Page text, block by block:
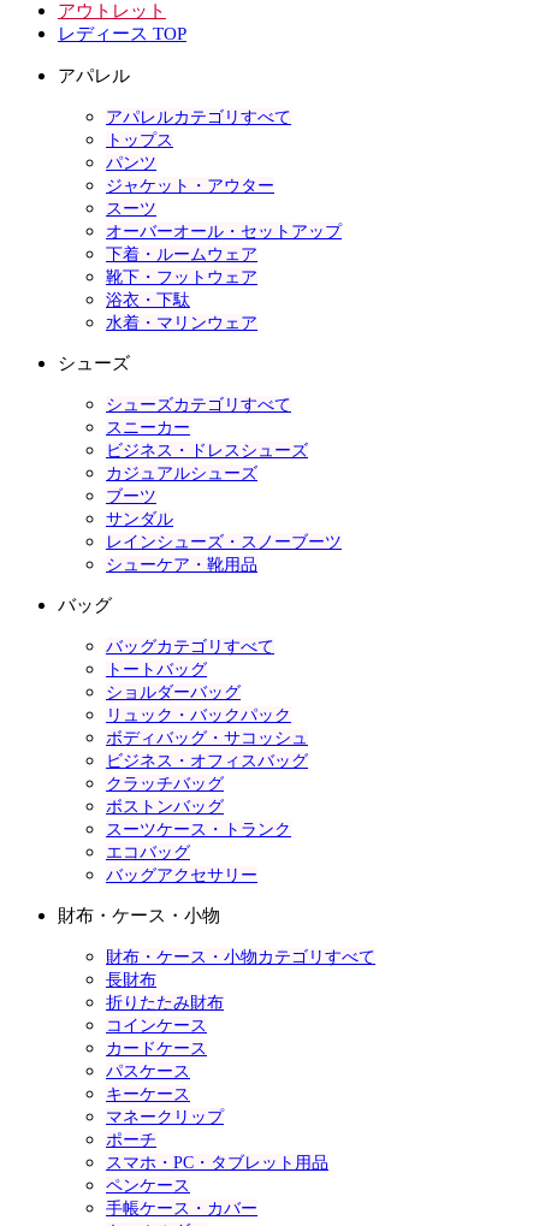
アウトレット
レディース TOP
アパレル
アパレルカテゴリすべて
トップス
パンツ
ジャケット・アウター
スーツ
オーバーオール・セットアップ
下着・ルームウェア
靴下・フットウェア
浴衣・下駄
水着・マリンウェア
シューズ
シューズカテゴリすべて
スニーカー
ビジネス・ドレスシューズ
カジュアルシューズ
ブーツ
サンダル
レインシューズ・スノーブーツ
シューケア・靴用品
バッグ
バッグカテゴリすべて
トートバッグ
ショルダーバッグ
リュック・バックパック
ボディバッグ・サコッシュ
ビジネス・オフィスバッグ
クラッチバッグ
ボストンバッグ
スーツケース・トランク
エコバッグ
バッグアクセサリー
財布・ケース・小物
財布・ケース・小物カテゴリすべて
長財布
折りたたみ財布
コインケース
カードケース
パスケース
キーケース
マネークリップ
ポーチ
スマホ・PC・タブレット用品
ペンケース
手帳ケース・カバー